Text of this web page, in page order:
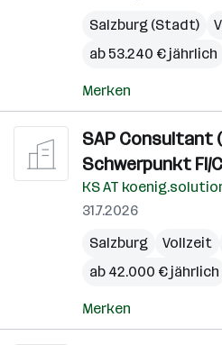
Salzburg (Stadt)
ab 53.240 € jährlich
Merken
SAP Consultant
Schwerpunkt FI/
KS AT
31.7.2026
Salzburg
Vollzeit
ab 42.000 € jährlich
Merken